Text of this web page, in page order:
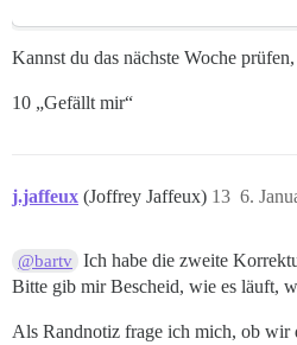
Kannst du das nächste Woche prüfen,
10 „Gefällt mir“
j.jaffeux (Joffrey Jaffeux) 6.
13
@bartv Ich habe die zweite
Bitte gib mir Bescheid, wie es läuft,
Als Randnotiz frage ich mich, ob